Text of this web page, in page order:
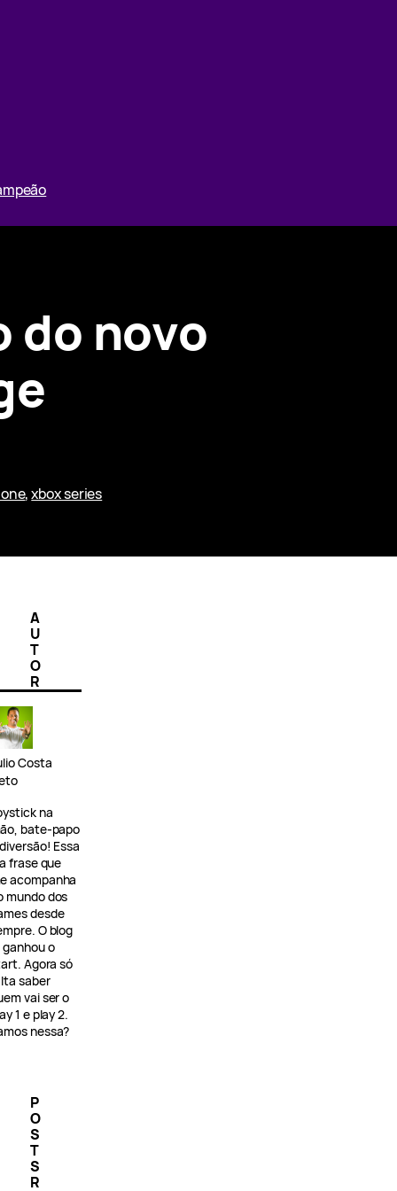
do novo
, xbox series
A
U
T
O
R
Costa
na
bate-papo
Essa
frase que
acompanha
mundo dos
desde
O blog
ganhou o
Agora só
saber
vai ser o
1 e play 2.
nessa?
P
O
S
T
S
R